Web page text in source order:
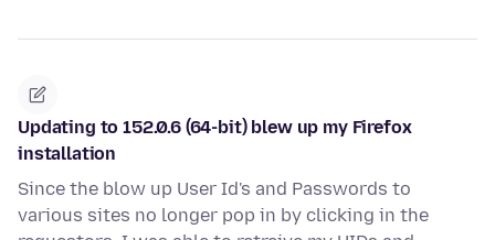
Updating to 152.0.6 (64-bit) blew up my Firefox
installation
Since the blow up User Id's and Passwords to
various sites no longer pop in by clicking in the